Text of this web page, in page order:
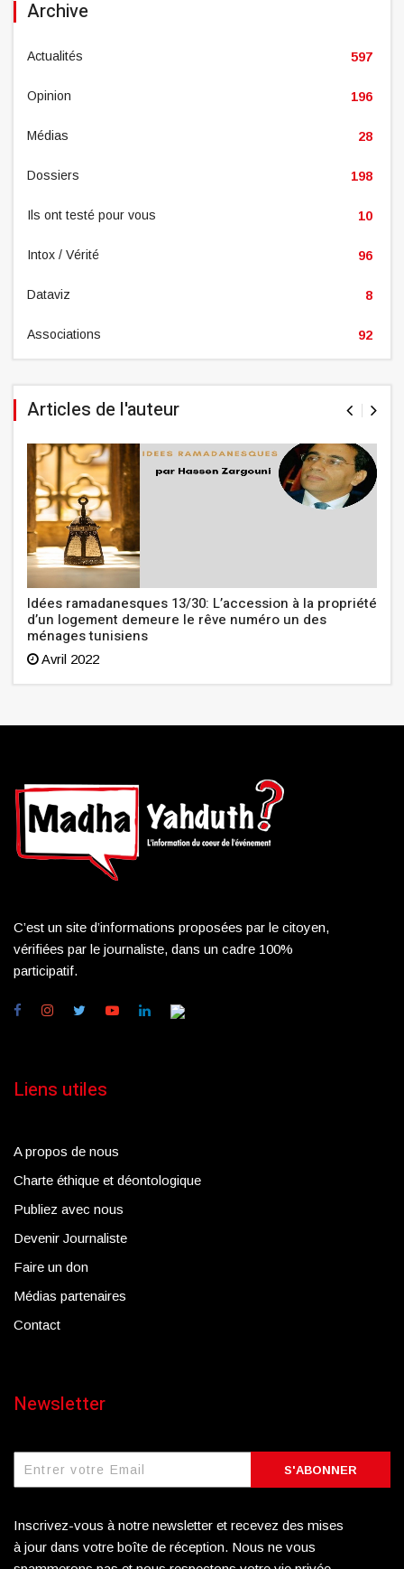
Archive
Actualités 597
Opinion 196
Médias 28
Dossiers 198
Ils ont testé pour vous 10
Intox / Vérité 96
Dataviz 8
Associations 92
Articles de l'auteur
Idées ramadanesques 13/30: L’accession à la propriété
d’un logement demeure le rêve numéro un des
ménages tunisiens
Avril 2022
C’est un site d’informations proposées par le citoyen,
vérifiées par le journaliste, dans un cadre 100%
participatif.
Liens utiles
A propos de nous
Charte éthique et déontologique
Publiez avec nous
Devenir Journaliste
Faire un don
Médias partenaires
Contact
Newsletter
S'ABONNER
Inscrivez-vous à notre newsletter et recevez des mises
à jour dans votre boîte de réception. Nous ne vous